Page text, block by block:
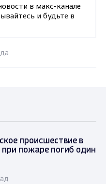
в макс-канале
и будьте в
происшествие в
пожаре погиб один